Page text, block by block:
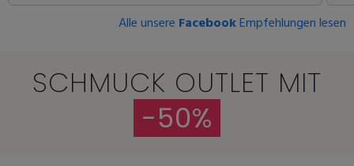
Alle unsere FacebookEmpfehlungen lesen
SCHMUCK OUTLET MIT
-50%